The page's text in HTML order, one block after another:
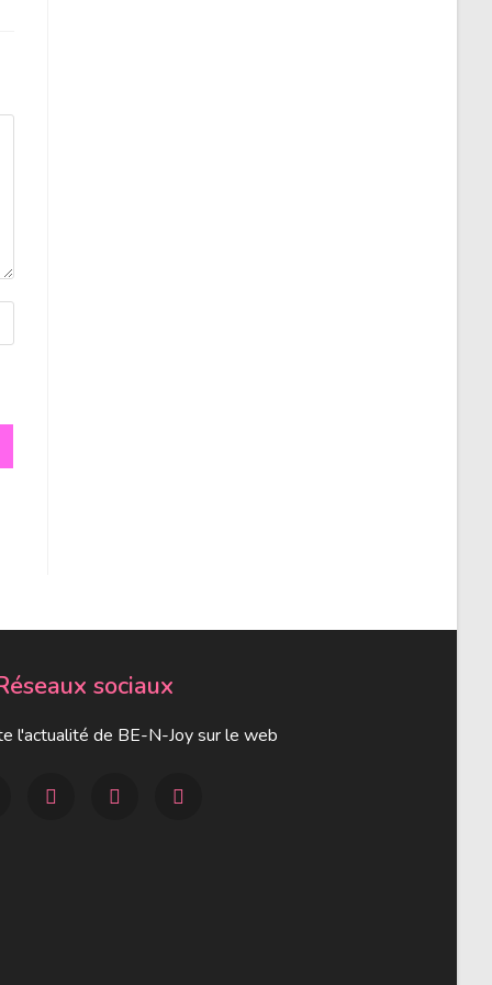
sociaux
l'actualité de BE-N-Joy sur le web